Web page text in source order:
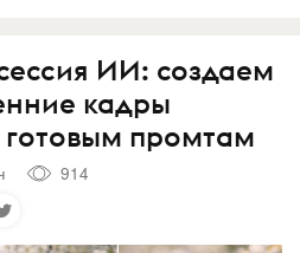
ИИ: создаем
кадры
готовым промтам
914